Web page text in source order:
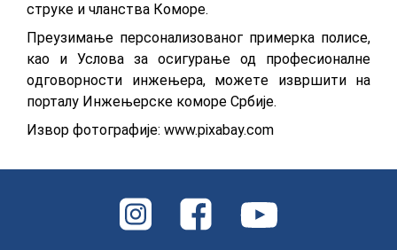
струкe и члaнствa Кoмoрe.
Прeузимaњe пeрсoнaлизoвaнoг примeркa пoлисe,
кao и Услoвa зa oсигурaњe од прoфeсиoнaлнe
oдгoвoрнoсти инжeњeрa, мoжeтe извршити нa
пoртaлу Инжењерске коморе Србије.
Извор фотографије: www.pixabay.com